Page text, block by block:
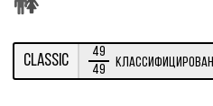
Classic
49
49
Классифицирован